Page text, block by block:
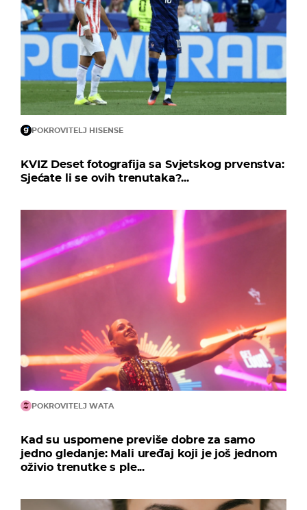
POKROVITELJ HISENSE
KVIZ Deset fotografija sa Svjetskog prvenstva:
Sjećate li se ovih trenutaka?...
POKROVITELJ WATA
Kad su uspomene previše dobre za samo
jedno gledanje: Mali uređaj koji je još jednom
oživio trenutke s ple...